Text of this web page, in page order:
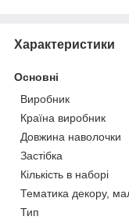
Характеристики
Основні
Виробник
Країна виробник
Довжина наволочки
Застібка
Кількість в наборі
Тематика декору,
Тип